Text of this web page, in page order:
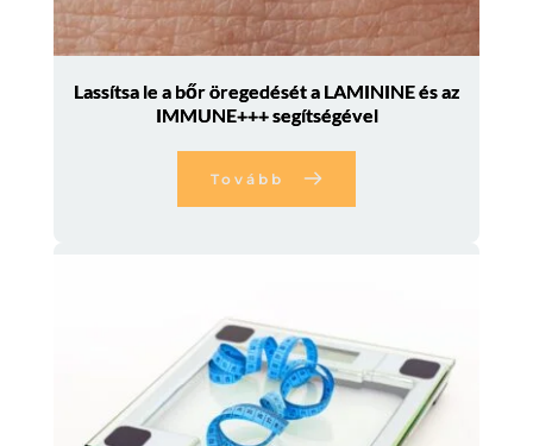
Lassítsa le a bőr öregedését a LAMININE és az
IMMUNE+++ segítségével
Tovább